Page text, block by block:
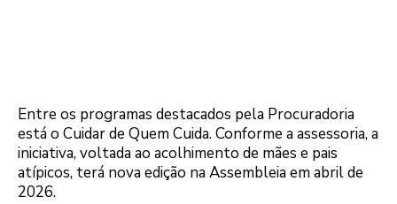
Entre os programas destacados pela Procuradoria
está o Cuidar de Quem Cuida. Conforme a assessoria, a
iniciativa, voltada ao acolhimento de mães e pais
atípicos, terá nova edição na Assembleia em abril de
2026.